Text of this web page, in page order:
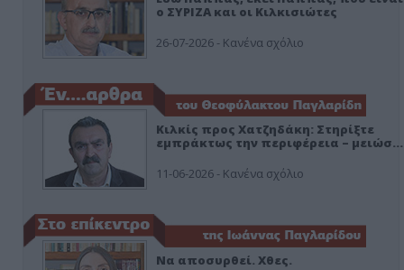
ο ΣΥΡΙΖΑ και οι Κιλκισιώτες
26-07-2026 - Κανένα σχόλιο
Κιλκίς προς Χατζηδάκη: Στηρίξτε
εμπράκτως την περιφέρεια – μειώσ…
11-06-2026 - Κανένα σχόλιο
Να αποσυρθεί. Χθες.